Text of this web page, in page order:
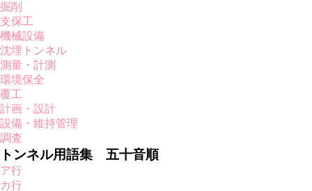
掘削
支保工
機械設備
沈埋トンネル
測量・計測
環境保全
覆工
計画・設計
設備・維持管理
調査
トンネル用語集 五十音順
ア行
カ行